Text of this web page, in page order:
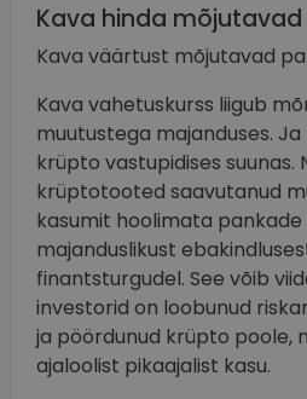
Kava hinda
Kava väärtust mõjutavad
Kava vahetuskurss liigub
muutustega majanduses.
krüpto vastupidises suunas.
krüptotooted saavutanud
kasumit hoolimata
majanduslikust
finantsturgudel. See võib
investorid on loobunud
ja pöördunud krüpto poole,
ajaloolist pikaajalist kasu.